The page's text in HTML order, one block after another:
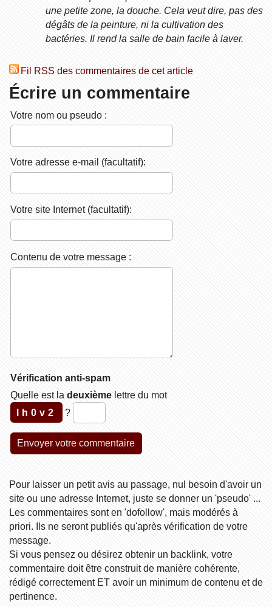
une petite zone, la douche. Cela veut dire, pas des
dégâts de la peinture, ni la cultivation des
bactéries. Il rend la salle de bain facile à laver.
Fil RSS des commentaires de cet article
Écrire un commentaire
Votre nom ou pseudo :
Votre adresse e-mail (facultatif):
Votre site Internet (facultatif):
Contenu de votre message :
Vérification anti-spam
Quelle est la deuxièmelettre du mot
lh0v2
?
Pour laisser un petit avis au passage, nul besoin d'avoir un
site ou une adresse Internet, juste se donner un 'pseudo' ...
Les commentaires sont en 'dofollow', mais modérés à
priori. Ils ne seront publiés qu'après vérification de votre
message.
Si vous pensez ou désirez obtenir un backlink, votre
commentaire doit être construit de manière cohérente,
rédigé correctement ET avoir un minimum de contenu et de
pertinence.